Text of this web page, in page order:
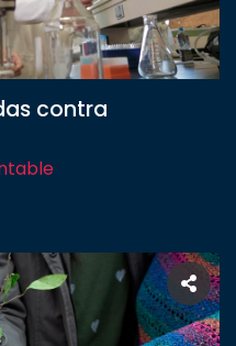
contra